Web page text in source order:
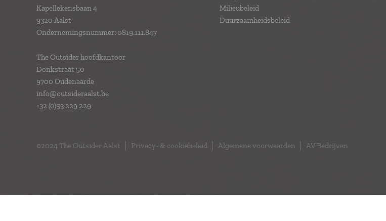
Kapellekensbaan 4
9320 Aalst
Ondernemingsnummer: 0819.111.847
The Outsider hoofdkantoor
Donkstraat 50
9700 Oudenaarde
info@outsideraalst.be
+32 (0)53 229 229
Milieubeleid
Duurzaamheidsbeleid
©2024 The Outsider Aalst Privacy- & cookiebeleid Algemene voorwaarden AV Bedrijven